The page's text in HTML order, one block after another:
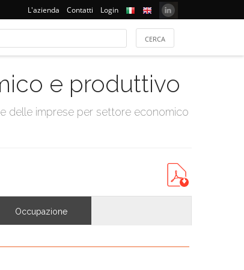
L'azienda Contatti Login
e produttivo
delle imprese per settore economico
Occupazione